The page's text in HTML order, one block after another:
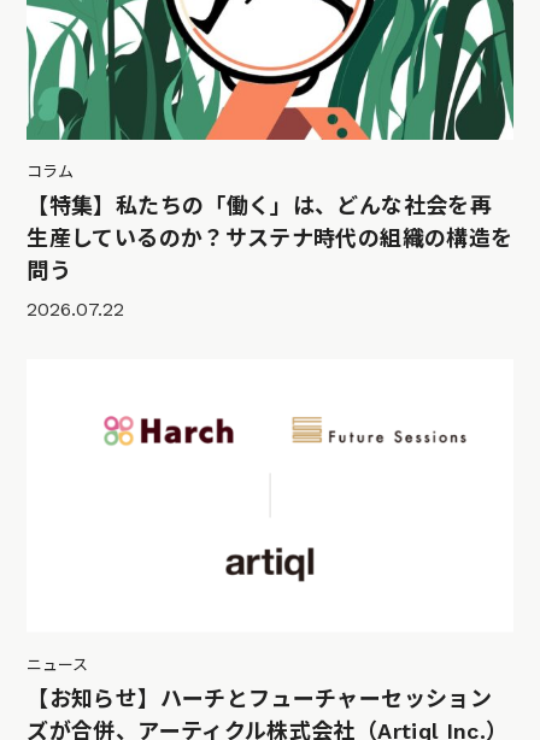
コラム
【特集】私たちの「働く」は、どんな社会を再
生産しているのか？サステナ時代の組織の構造を
問う
2026.07.22
ニュース
【お知らせ】ハーチとフューチャーセッション
ズが合併、アーティクル株式会社（Artiql Inc.）